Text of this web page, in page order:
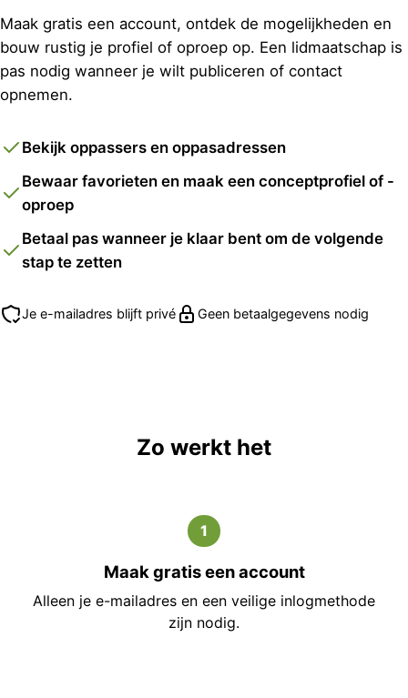
Maak gratis een account, ontdek de mogelijkheden en
bouw rustig je profiel of oproep op. Een lidmaatschap is
pas nodig wanneer je wilt publiceren of contact
opnemen.
Bekijk oppassers en oppasadressen
Bewaar favorieten en maak een conceptprofiel of -
oproep
Betaal pas wanneer je klaar bent om de volgende
stap te zetten
Je e-mailadres blijft privé Geen betaalgegevens nodig
Zo werkt het
1
Maak gratis een account
Alleen je e-mailadres en een veilige inlogmethode
zijn nodig.